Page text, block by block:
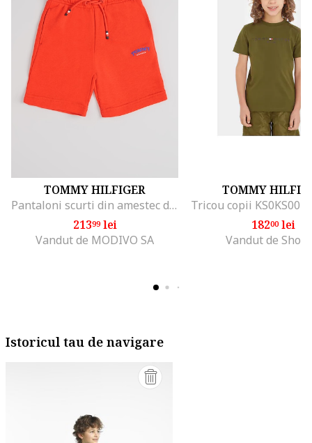
TOMMY HILFIGER
Pantaloni scurti din amestec de bumbac cu snur, Rosu
21399lei
Vandut de MODIVO SA
TOMMY
Tricou copii
18200lei
Vandut de
Istoricul tau de navigare